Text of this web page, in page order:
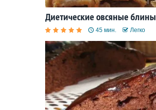
Диетические овсяные блины
45 мин. Легко